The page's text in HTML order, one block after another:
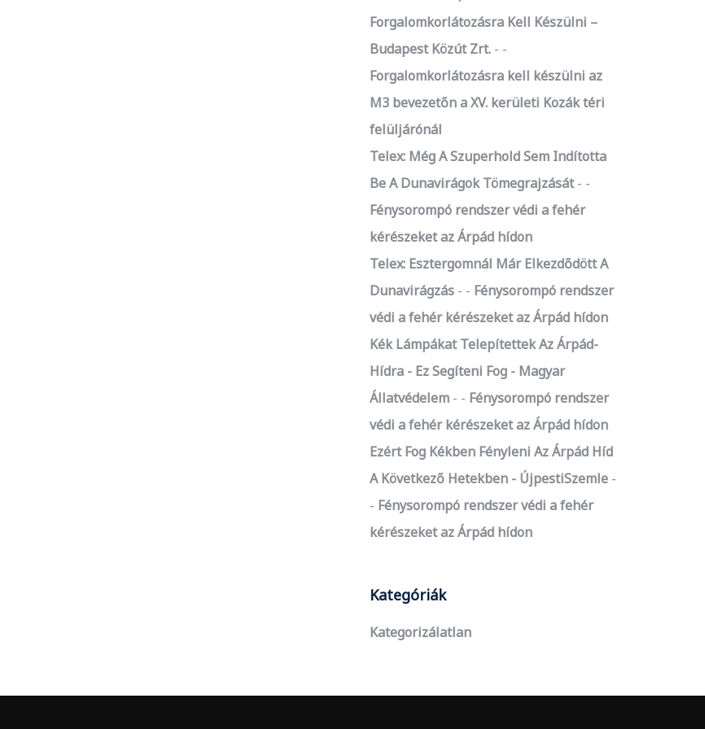
Forgalomkorlátozásra Kell Készülni –
Budapest Közút Zrt.
-
Forgalomkorlátozásra kell készülni az
M3 bevezetőn a XV. kerületi Kozák téri
felüljárónál
Telex: Még A Szuperhold Sem Indította
Be A Dunavirágok Tömegrajzását
-
Fénysorompó rendszer védi a fehér
kérészeket az Árpád hídon
Telex: Esztergomnál Már Elkezdődött A
Dunavirágzás
- Fénysorompó rendszer
védi a fehér kérészeket az Árpád hídon
Kék Lámpákat Telepítettek Az Árpád-
Hídra - Ez Segíteni Fog - Magyar
Állatvédelem
- Fénysorompó rendszer
védi a fehér kérészeket az Árpád hídon
Ezért Fog Kékben Fényleni Az Árpád Híd
A Következő Hetekben - ÚjpestiSzemle
- Fénysorompó rendszer védi a fehér
kérészeket az Árpád hídon
Kategóriák
Kategorizálatlan